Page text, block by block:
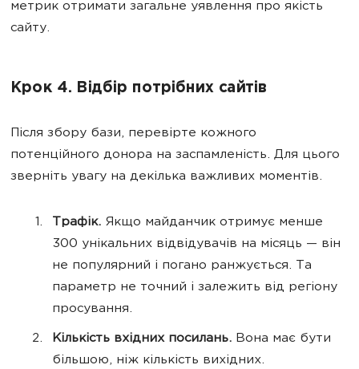
метрик отримати загальне уявлення про якість
сайту.
Крок 4. Відбір потрібних сайтів
Після збору бази, перевірте кожного
потенційного донора на заспамленість. Для цього
зверніть увагу на декілька важливих моментів.
Трафік. Якщо майданчик отримує менше
300 унікальних відвідувачів на місяць — він
не популярний і погано ранжується. Та
параметр не точний і залежить від регіону
просування.
Кількість вхідних посилань. Вона має бути
більшою, ніж кількість вихідних.